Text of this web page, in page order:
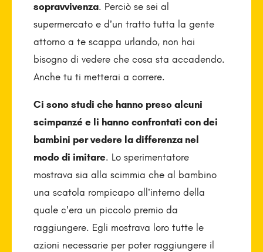
sopravvivenza. Perciò se sei al
supermercato e d’un tratto tutta la gente
attorno a te scappa urlando, non hai
bisogno di vedere che cosa sta accadendo.
Anche tu ti metterai a correre.
Ci sono studi che hanno preso alcuni
scimpanzé e li hanno confrontati con dei
bambini per vedere la differenza nel
modo di imitare. Lo sperimentatore
mostrava sia alla scimmia che al bambino
una scatola rompicapo all’interno della
quale c’era un piccolo premio da
raggiungere. Egli mostrava loro tutte le
azioni necessarie per poter raggiungere il